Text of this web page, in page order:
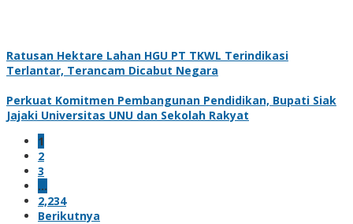
Ratusan Hektare Lahan HGU PT TKWL Terindikasi
Terlantar, Terancam Dicabut Negara
Perkuat Komitmen Pembangunan Pendidikan, Bupati Siak
Jajaki Universitas UNU dan Sekolah Rakyat
1
2
3
…
2,234
Berikutnya